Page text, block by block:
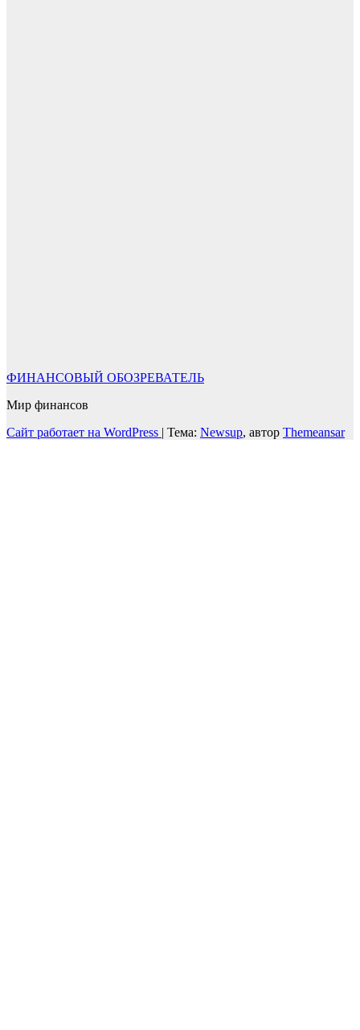
ФИНАНСОВЫЙ ОБОЗРЕВАТЕЛЬ
Мир финансов
Сайт работает на WordPress | Тема: Newsup, автор Themeansar